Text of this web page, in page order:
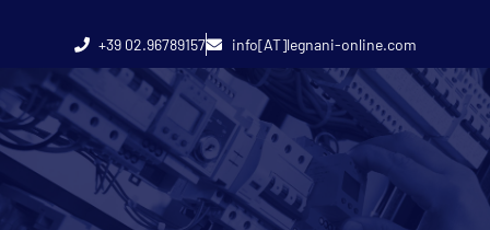
+39 02.96789157 info[AT]legnani-online.com